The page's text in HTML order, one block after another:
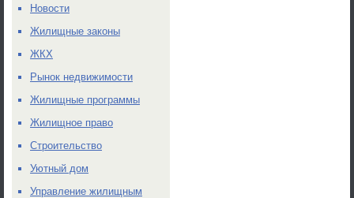
Новости
Жилищные законы
ЖКХ
Рынок недвижимости
Жилищные программы
Жилищное право
Строительство
Уютный дом
Управление жилищным